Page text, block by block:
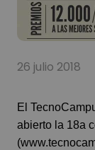
26 julio 2018
El
abierto la 18a